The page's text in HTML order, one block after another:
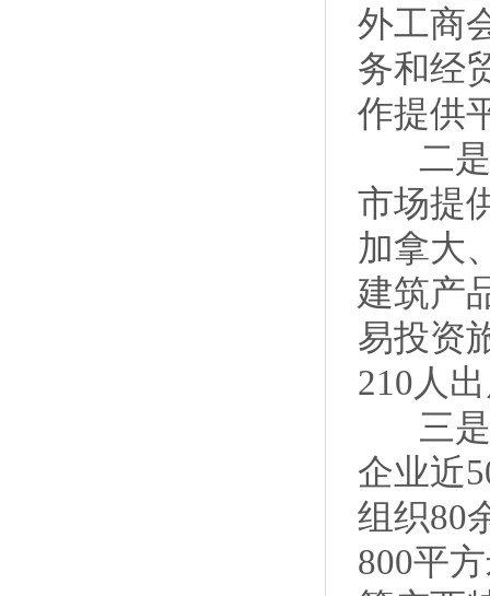
外工商
务和经
作提供
二是
市场提
加拿大
建筑产
易投资
210人
三是
企业近
组织80
800平